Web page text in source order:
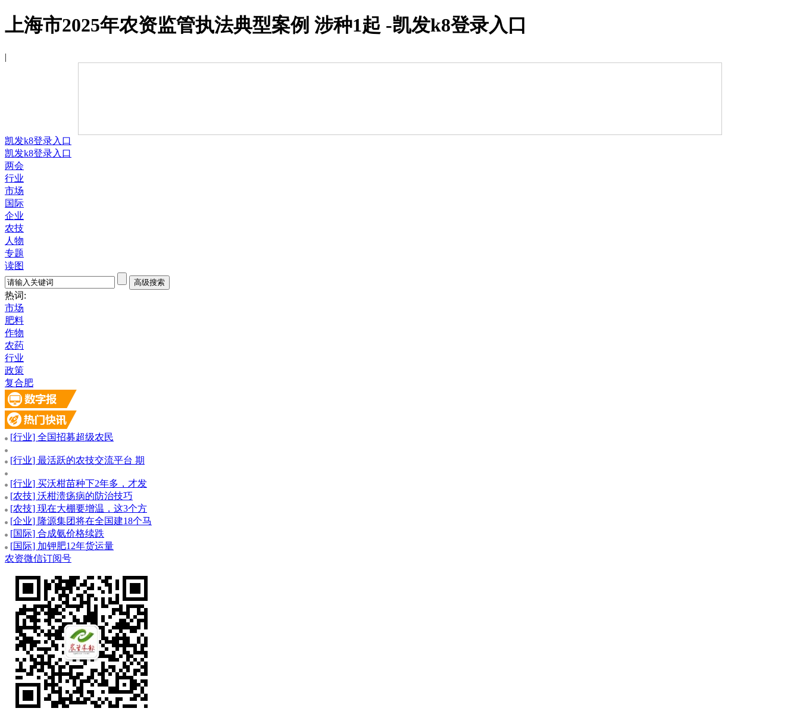
上海市2025年农资监管执法典型案例 涉种1起 -凯发k8登录入口
|
凯发k8登录入口
凯发k8登录入口
两会
行业
市场
国际
企业
农技
人物
专题
读图
热词:
市场
肥料
作物
农药
行业
政策
复合肥
[行业] 全国招募超级农民
[行业] 最活跃的农技交流平台 期
[行业] 买沃柑苗种下2年多，才发
[农技] 沃柑溃疡病的防治技巧
[农技] 现在大棚要增温，这3个方
[企业] 隆源集团将在全国建18个马
[国际] 合成氨价格续跌
[国际] 加钾肥12年货运量
农资微信订阅号